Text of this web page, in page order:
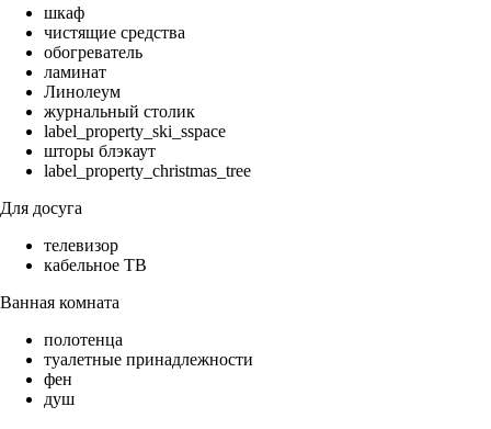
шкаф
чистящие средства
обогреватель
ламинат
Линолеум
журнальный столик
label_property_ski_sspace
шторы блэкаут
label_property_christmas_tree
Для досуга
телевизор
кабельное ТВ
Ванная комната
полотенца
туалетные принадлежности
фен
душ